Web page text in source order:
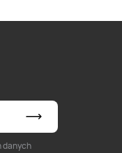
danych